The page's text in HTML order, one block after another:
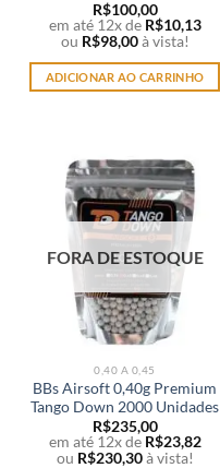
R$100,00
em até 12x de R$10,13
ou R$98,00 à vista!
ADICIONAR AO CARRINHO
FORA DE ESTOQUE
0,40 A 0,45
BBs Airsoft 0,40g Premium
Tango Down 2000 Unidades
R$235,00
em até 12x de R$23,82
ou R$230,30 à vista!